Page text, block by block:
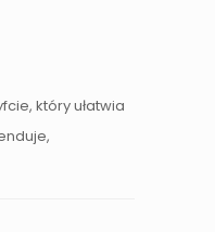
który ułatwia